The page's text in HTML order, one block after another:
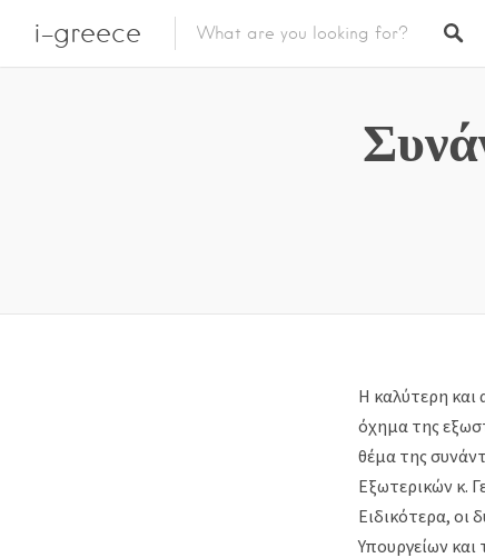
i-greece
H καλύτερη
όχημα της
θέμα της
Εξωτερικών κ.
Ειδικότερα, οι
Υπουργείων